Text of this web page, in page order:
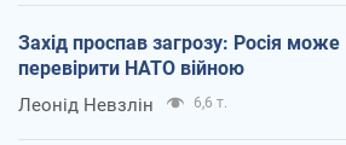
Захід проспав загрозу: Росія може
перевірити НАТО війною
Леонід Невзлін 6,6 т.